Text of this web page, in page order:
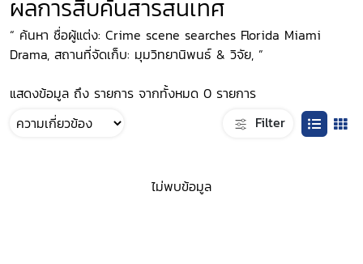
ผลการสืบค้นสารสนเทศ
“ ค้นหา ชื่อผู้แต่ง: Crime scene searches Florida Miami
Drama, สถานที่จัดเก็บ: มุมวิทยานิพนธ์ & วิจัย, ”
แสดงข้อมูล ถึง รายการ จากทั้งหมด 0 รายการ
Filter
ไม่พบข้อมูล